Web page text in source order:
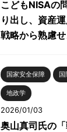
こどもNISAの
り出し、資産
戦略から熟慮せ
国家安全保障 国
地政学
2026/01/03
奥山真司氏の